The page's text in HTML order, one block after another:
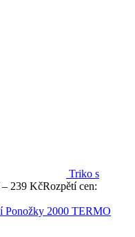
Triko s
– 239 KčRozpětí cen:
Ponožky 2000 TERMO